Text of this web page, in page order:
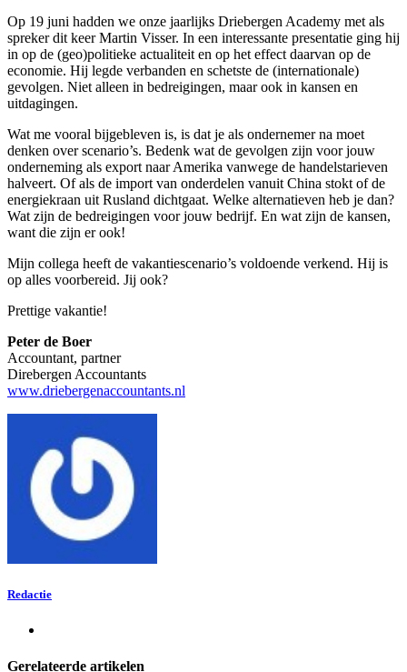
Op 19 juni hadden we onze jaarlijks Driebergen Academy met als
spreker dit keer Martin Visser. In een interessante presentatie ging hij
in op de (geo)politieke actualiteit en op het effect daarvan op de
economie. Hij legde verbanden en schetste de (internationale)
gevolgen. Niet alleen in bedreigingen, maar ook in kansen en
uitdagingen.
Wat me vooral bijgebleven is, is dat je als ondernemer na moet
denken over scenario’s. Bedenk wat de gevolgen zijn voor jouw
onderneming als export naar Amerika vanwege de handelstarieven
halveert. Of als de import van onderdelen vanuit China stokt of de
energiekraan uit Rusland dichtgaat. Welke alternatieven heb je dan?
Wat zijn de bedreigingen voor jouw bedrijf. En wat zijn de kansen,
want die zijn er ook!
Mijn collega heeft de vakantiescenario’s voldoende verkend. Hij is
op alles voorbereid. Jij ook?
Prettige vakantie!
Peter de Boer
Accountant, partner
Direbergen Accountants
www.driebergenaccountants.nl
Redactie
Gerelateerde artikelen